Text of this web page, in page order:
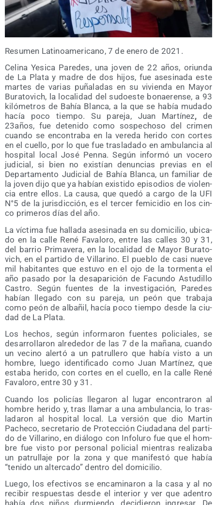
Resu­men Lati­no­ame­ri­cano, 7 de enero de 2021.
Celi­na Yesi­ca Pare­des, una joven de 22 años, oriun­da
de La Pla­ta y madre de dos hijos, fue ase­si­na­da este
mar­tes de varias puña­la­das en su vivien­da en Mayor
Bura­to­vich, la loca­li­dad del sudoes­te bonae­ren­se, a 93
kiló­me­tros de Bahía Blan­ca, a la que se había muda­do
hacía poco tiem­po. Su pare­ja, Juan Mar­tí­nez, de
23años, fue dete­ni­do como sos­pe­cho­so del cri­men
cuan­do se encon­tra­ba en la vere­da heri­do con cor­tes
en el cue­llo, por lo que fue tras­la­da­do en ambu­lan­cia al
hos­pi­tal local José Pen­na. Según infor­mó un voce­ro
judi­cial, si bien no exis­tían denun­cias pre­vias en el
Depar­ta­men­to Judi­cial de Bahía Blan­ca, un fami­liar de
la joven dijo que ya habían exis­ti­do epi­so­dios de vio­len­
cia entre ellos. La cau­sa, que que­dó a car­go de la UFI
N°5 de la juris­dic­ción, es el ter­cer femi­ci­dio en los cin­
co pri­me­ros días del año.
La víc­ti­ma fue halla­da ase­si­na­da en su domi­ci­lio, ubi­ca­
do en la calle René Fava­lo­ro, entre las calles 30 y 31,
del barrio Pri­ma­ve­ra, en la loca­li­dad de Mayor Bura­to­
vich, en el par­ti­do de Villa­rino. El pue­blo de casi nue­ve
mil habi­tan­tes que estu­vo en el ojo de la tor­men­ta el
año pasa­do por la des­apa­ri­ción de Facun­do Astu­di­llo
Cas­tro. Según fuen­tes de la inves­ti­ga­ción, Pare­des
habían lle­ga­do con su pare­ja, un peón que tra­ba­ja
como peón de alba­ñil, hacía poco tiem­po des­de la ciu­
dad de La Plata.
Los hechos, según infor­ma­ron fuen­tes poli­cia­les, se
desa­rro­lla­ron alre­de­dor de las 7 de la maña­na, cuan­do
un vecino aler­tó a un patru­lle­ro que había vis­to a un
hom­bre, lue­go iden­ti­fi­ca­do como Juan Mar­tí­nez, que
esta­ba heri­do, con cor­tes en el cue­llo, en la calle René
Fava­lo­ro, entre 30 y 31.
Cuan­do los poli­cías lle­ga­ron al lugar encon­tra­ron al
hom­bre heri­do y, tras lla­mar a una ambu­lan­cia, lo tras­
la­da­ron al hos­pi­tal local. La ver­sión que dio Mar­tin
Pache­co, secre­ta­rio de Pro­tec­ción Ciu­da­da­na del par­ti­
do de Villa­rino, en diá­lo­go con Info­lu­ro fue que el hom­
bre fue vis­to por per­so­nal poli­cial mien­tras rea­li­za­ba
un patru­lla­je por la zona y que mani­fes­tó que había
“teni­do un alter­ca­do” den­tro del domicilio.
Lue­go, los efec­ti­vos se enca­mi­na­ron a la casa y al no
reci­bir res­pues­tas des­de el inte­rior y ver que aden­tro
había dos niños dur­mien­do, deci­die­ron ingre­sar. De